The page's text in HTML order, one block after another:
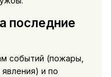
последние
событий (пожары,
и по